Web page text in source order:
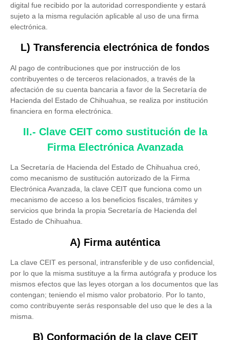
digital fue recibido por la autoridad correspondiente y estará
sujeto a la misma regulación aplicable al uso de una firma
electrónica.
L) Transferencia electrónica de fondos
Al pago de contribuciones que por instrucción de los
contribuyentes o de terceros relacionados, a través de la
afectación de su cuenta bancaria a favor de la Secretaría de
Hacienda del Estado de Chihuahua, se realiza por institución
financiera en forma electrónica.
II.- Clave CEIT como sustitución de la
Firma Electrónica Avanzada
La Secretaría de Hacienda del Estado de Chihuahua creó,
como mecanismo de sustitución autorizado de la Firma
Electrónica Avanzada, la clave CEIT que funciona como un
mecanismo de acceso a los beneficios fiscales, trámites y
servicios que brinda la propia Secretaría de Hacienda del
Estado de Chihuahua.
A) Firma auténtica
La clave CEIT es personal, intransferible y de uso confidencial,
por lo que la misma sustituye a la firma autógrafa y produce los
mismos efectos que las leyes otorgan a los documentos que las
contengan; teniendo el mismo valor probatorio. Por lo tanto,
como contribuyente serás responsable del uso que le des a la
misma.
B) Conformación de la clave CEIT